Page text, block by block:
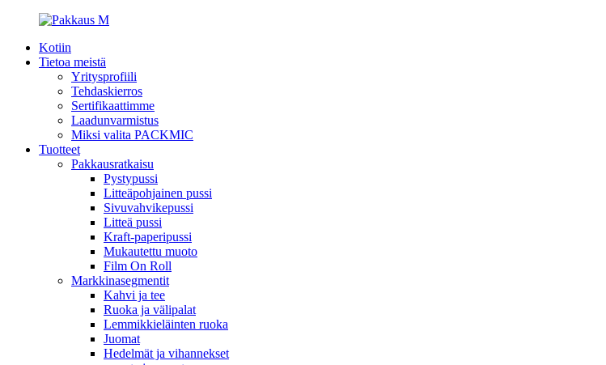
Kotiin
Tietoa meistä
Yritysprofiili
Tehdaskierros
Sertifikaattimme
Laadunvarmistus
Miksi valita PACKMIC
Tuotteet
Pakkausratkaisu
Pystypussi
Litteäpohjainen pussi
Sivuvahvikepussi
Litteä pussi
Kraft-paperipussi
Mukautettu muoto
Film On Roll
Markkinasegmentit
Kahvi ja tee
Ruoka ja välipalat
Lemmikkieläinten ruoka
Juomat
Hedelmät ja vihannekset